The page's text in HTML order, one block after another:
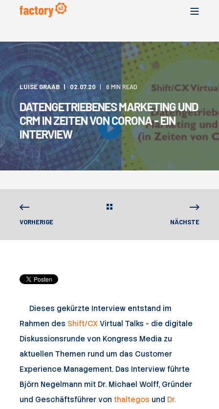
LUISE GRAAB 02.07.20 6 MIN READ
DATENGETRIEBENES MARKETING UND
CRM IN ZEITEN VON CORONA - EIN
INTERVIEW
VORHERIGE NÄCHSTE
Dieses gekürzte Interview entstand im
Rahmen des Shift/CX Virtual Talks - die digitale
Diskussionsrunde von Kongress Media zu
aktuellen Themen rund um das Customer
Experience Management. Das Interview führte
Björn Negelmann mit Dr. Michael Wolff, Gründer
und Geschäftsführer von thaltegos und Dr.